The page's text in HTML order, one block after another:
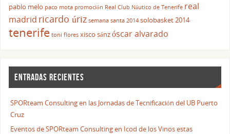
pablo melo paco mota promoción Real Club Náutico de Tenerife real
madrid ricardo úriz semana santa 2014 solobasket 2014
tenerife toni flores xisco sánzóscar alvarado
ENTRADAS RECIENTES
SPORteam Consulting en las Jornadas de Tecnificación del UB Puerto
Cruz
Eventos de SPORteam Consulting en Icod de los Vinos estas